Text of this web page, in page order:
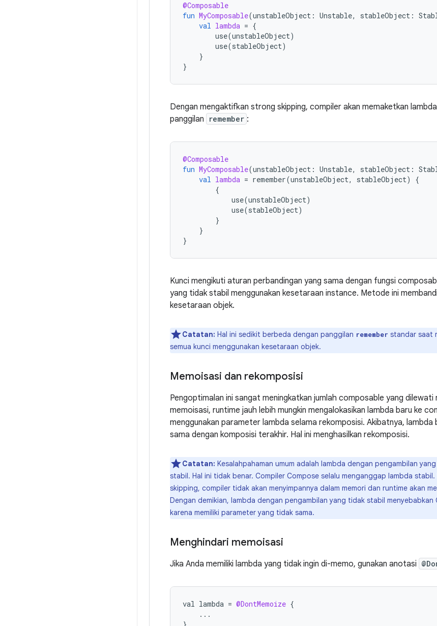
@Composable
fun MyComposable(unstableObject : Unstable, stableObject :
val lambda = {
use(unstableObject)
use(stableObject)
}
}
Dengan mengaktifkan strong skipping, compiler akan memaketkan
panggilan
remember :
@Composable
fun MyComposable(unstableObject : Unstable, stableObject :
val lambda = remember(unstableObject, stableObject)
{
{
use(unstableObject)
use(stableObject)
}
}
}
Kunci mengikuti aturan perbandingan yang sama dengan fungsi
yang tidak stabil menggunakan kesetaraan instance. Metode ini
kesetaraan objek.
Catatan: Hal ini sedikit berbeda dengan panggilan remember standar saat
semua kunci menggunakan kesetaraan objek.
Memoisasi dan rekomposisi
Pengoptimalan ini sangat meningkatkan jumlah composable yang
memoisasi, runtime jauh lebih mungkin mengalokasikan lambda baru ke
menggunakan parameter lambda selama rekomposisi. Akibatnya,
sama dengan komposisi terakhir. Hal ini menghasilkan rekomposisi.
Catatan: Kesalahpahaman umum adalah lambda dengan pengambilan
stabil. Hal ini tidak benar. Compiler Compose selalu menganggap lambda
skipping, compiler tidak akan menyimpannya dalam memori dan runtime akan
Dengan demikian, lambda dengan pengambilan yang tidak stabil
karena memiliki parameter yang tidak sama.
Menghindari memoisasi
Jika Anda memiliki lambda yang tidak ingin di-memo, gunakan anotasi
val lambda = @DontMemoize {
...